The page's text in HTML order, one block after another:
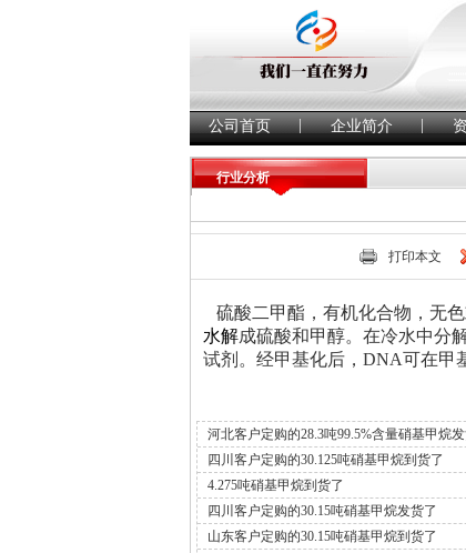
公司首页 | 企业简介 |
行业分析
打印本文
硫酸二甲酯，有机化合物，无
水解成硫酸和甲醇。在冷水中分
试剂。经甲基化后，DNA可在甲
河北客户定购的28.3吨99.5%含量硝基甲烷
四川客户定购的30.125吨硝基甲烷到货了
4.275吨硝基甲烷到货了
四川客户定购的30.15吨硝基甲烷发货了
山东客户定购的30.15吨硝基甲烷到货了